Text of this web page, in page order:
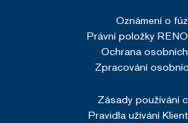
Oznámení o
Právní položky
Ochrana
Zpracování
Zásady používání
Pravidla užívání